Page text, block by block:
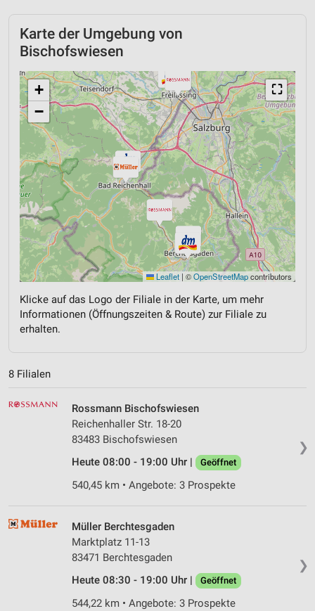
Karte der Umgebung von
Bischofswiesen
⛶
+
−
Leaflet | ©OpenStreetMapcontributors
Klicke auf das Logo der Filiale in der Karte, um mehr
Informationen (Öffnungszeiten & Route) zur Filiale zu
erhalten.
8 Filialen
❯
Rossmann Bischofswiesen
Reichenhaller Str. 18-20
83483 Bischofswiesen
Heute 08:00 - 19:00 Uhr |
Geöffnet
540,45 km • Angebote: 3 Prospekte
❯
Müller Berchtesgaden
Marktplatz 11-13
83471 Berchtesgaden
Heute 08:30 - 19:00 Uhr |
Geöffnet
544,22 km • Angebote: 3 Prospekte